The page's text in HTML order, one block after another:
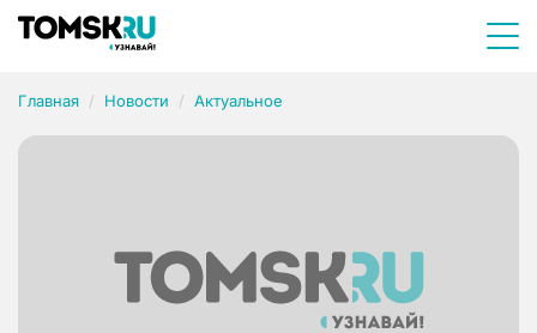
Главная Новости Актуальное